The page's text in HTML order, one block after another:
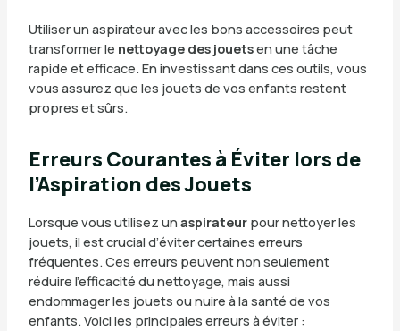
Utiliser un aspirateur avec les bons accessoires peut
transformer le nettoyage des jouetsen une tâche
rapide et efficace. En investissant dans ces outils, vous
vous assurez que les jouets de vos enfants restent
propres et sûrs.
Erreurs Courantes à Éviter lors de
l’Aspiration des Jouets
Lorsque vous utilisez un aspirateurpour nettoyer les
jouets, il est crucial d’éviter certaines erreurs
fréquentes. Ces erreurs peuvent non seulement
réduire l’efficacité du nettoyage, mais aussi
endommager les jouets ou nuire à la santé de vos
enfants. Voici les principales erreurs à éviter :